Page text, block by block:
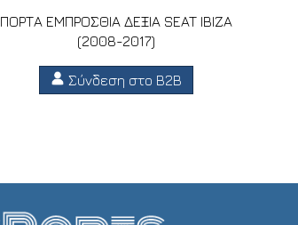
ΠΟΡΤΑ ΕΜΠΡΟΣΘΙΑ ΔΕΞΙΑ SEAT IBIZA
(2008-2017)
Σύνδεση στο B2B